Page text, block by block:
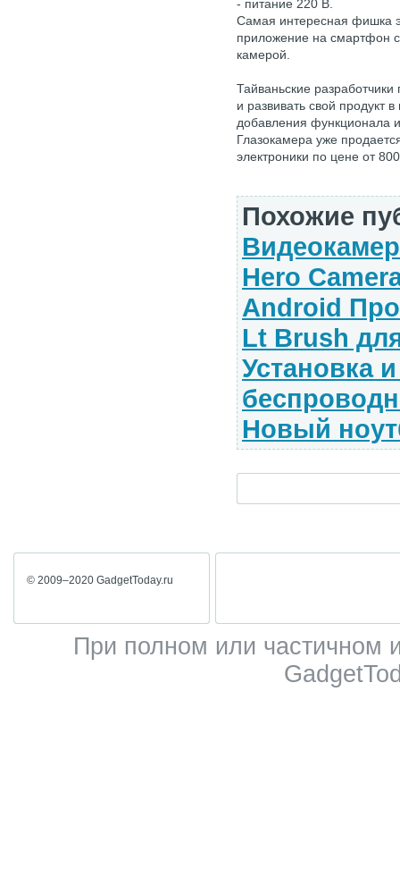
- питание 220 В.
Самая интересная фишка
приложение на смартфон
камерой.
Тайваньские
и развивать свой продукт
добавления функционала
Глазокамера уже
электроники по цене от
Похожие
Hero
Android
Lt Brush
Установка
Новый
© 2009–2020 GadgetToday.ru
При полном или частичном